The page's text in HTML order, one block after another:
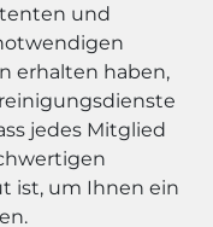
und
erhalten haben,
jedes Mitglied
ist, um Ihnen ein